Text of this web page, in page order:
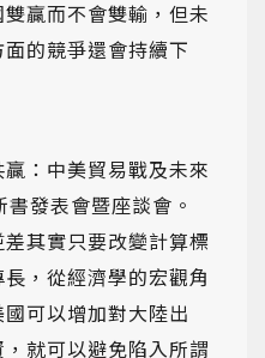
贏而不會雙輸，但未
的競爭還會持續下
：中美貿易戰及未來
發表會暨座談會。
其實只要改變計算標
，從經濟學的宏觀角
可以增加對大陸出
就可以避免陷入所謂